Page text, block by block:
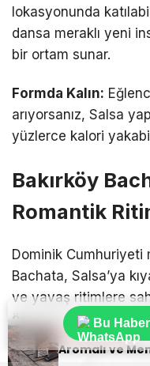
Sıradaki Haber
lokasyonunda
dansa meraklı yeni
bir ortam sunar.
Formda Kalın:
arıyorsanız, Salsa
yüzlerce kalori
Bakırköy
Romantik
Dominik Cumhuriyeti
Bachata, Salsa’ya
ve yavaş ritimlere
öğrenilmesi oldukça
başlayanlarSıradaki Haber
Bu